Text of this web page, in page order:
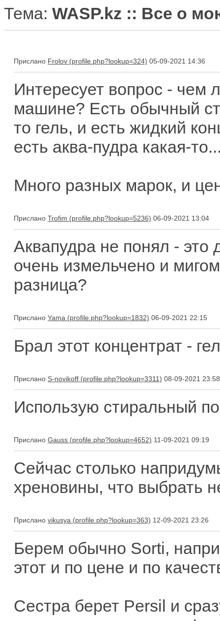
Тема: WASP.kz :: Все о
Прислано Frolov 05-09-2021 14:36
Интересует вопрос - чем
машине? Есть обычный
то гель, и есть жидкий
есть аква-пудра какая-
Много разных марок, и
Прислано Trofim 06-09-2021 13:04
Аквапудра не понял - это
очень измельчено и
разница?
Прислано Yama 06-09-2021 22:15
Брал этот концентрат -
Прислано S-novikoff 08-09-2021 23:58
Использую стиральный
Прислано Gauss 11-09-2021 09:19
Сейчас столько
хреновины, что выбрать
Прислано vikusya 12-09-2021 23:26
Берем обычно Sorti,
этот и по цене и по
Сестра берет Persil и